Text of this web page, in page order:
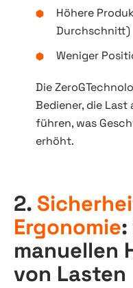
Höhere
Durchschnitt)
Weniger
Die
Bediener, die
führen, was
erhöht.
2.
Ergonomie
manuellen
von Lasten